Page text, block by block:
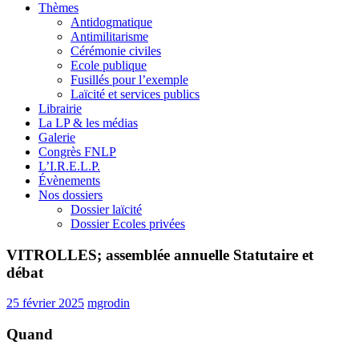
Thèmes
Antidogmatique
Antimilitarisme
Cérémonie civiles
Ecole publique
Fusillés pour l’exemple
Laïcité et services publics
Librairie
La LP & les médias
Galerie
Congrès FNLP
L’I.R.E.L.P.
Évènements
Nos dossiers
Dossier laïcité
Dossier Ecoles privées
VITROLLES; assemblée annuelle Statutaire et
débat
25 février 2025 mgrodin
Quand